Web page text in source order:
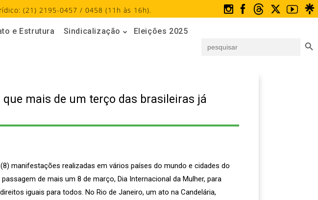
(21) 2195-0457 / 0458 (11h às 16h).
e Estrutura Sindicalização
Eleições 2025
for:
mais de um terço das brasileiras já
manifestações realizadas em vários países do mundo e cidades do
de mais um 8 de março, Dia Internacional da Mulher, para
iguais para todos. No Rio de Janeiro, um ato na Candelária,